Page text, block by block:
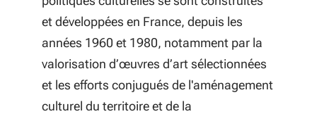
et développées en France, depuis les
années 1960 et 1980, notamment par la
valorisation d’œuvres d’art sélectionnées
et les efforts conjugués de l'aménagement
culturel du territoire et de la